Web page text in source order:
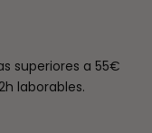
superiores a 55€
laborables.